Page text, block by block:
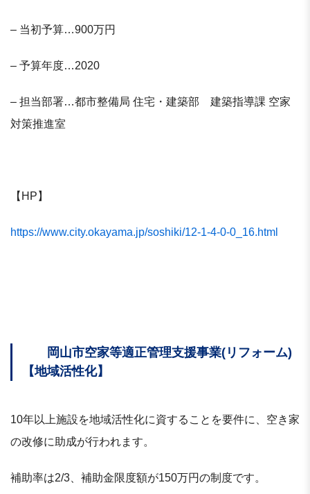
– 当初予算…900万円
– 予算年度…2020
– 担当部署…都市整備局 住宅・建築部 建築指導課 空家
対策推進室
【HP】
https://www.city.okayama.jp/soshiki/12-1-4-0-0_16.html
岡山市空家等適正管理支援事業(リフォーム)
【地域活性化】
10年以上施設を地域活性化に資することを要件に、空き家
の改修に助成が行われます。
補助率は2/3、補助金限度額が150万円の制度です。